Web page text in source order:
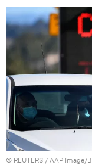
© REUTERS / AAP Image/